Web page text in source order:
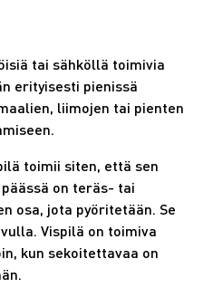
tai sähköllä toimivia
erityisesti pienissä
liimojen tai pienten
toimii siten, että sen
on teräs- tai
osa, jota pyöritetään. Se
Vispilä on toimiva
kun sekoitettavaa on